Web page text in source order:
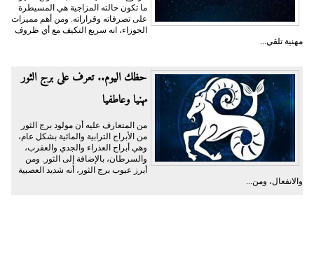
ما تكون حالته المزاجية هي المسيطرة
على تصرفاته وقراراته. ومن أهم مميزات
الجوزاء، انه سريع التكيف مع أي ظروف
مهنية تلقي...
حظك اليوم.. تعرف على برج الثور
مهنيا وعاطفيا
من المتعارف عليه أن مولود برج الثور
من الأبراج الترابية والمائية بشكل عام،
وهي أبراج العذراء والجدي والعقرب،
والسرطان، بالإضافة إلى الثور. ومن
أبرز عيوب برج الثور، أنه شديد العصبية
والانفعال، ومن...